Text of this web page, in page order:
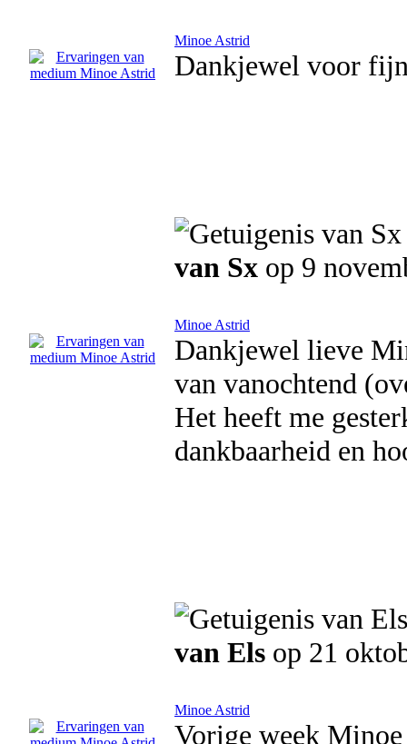
Minoe Astrid
Dankjewel voor
van Sx op 9
Minoe Astrid
Dankjewel lieve
van vanochtend
Het heeft me
dankbaarheid en
van Els op 21
Minoe Astrid
Vorige week